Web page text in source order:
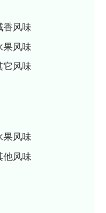
香风味
果风味
它风味
果风味
他风味